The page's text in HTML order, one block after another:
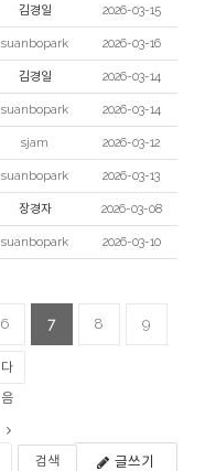
김경일 2026-03-15
suanbopark 2026-03-16
김경일 2026-03-14
suanbopark 2026-03-14
sjam 2026-03-12
suanbopark 2026-03-13
장경자 2026-03-08
suanbopark 2026-03-10
6 7 8 9
다
음
글쓰기